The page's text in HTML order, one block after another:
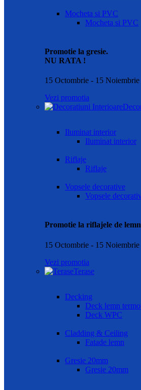
Mocheta si PVC
Mocheta si PVC
Promotie la gresie.
NU RATA !
15 Octombrie - 15 Noiembrie
Vezi promotia
Iluminat interior
Iluminat interior
Riflaje
Riflaje
Vopsele decorative
Vopsele
Promotie la riflajele de lemn
15 Octombrie - 15 Noiembrie
Vezi promotia
Terase
Decking
Deck lemn
Deck WPC
Cladding & Ceiling
Fatade lemn
Gresie 20mm
Gresie 20mm